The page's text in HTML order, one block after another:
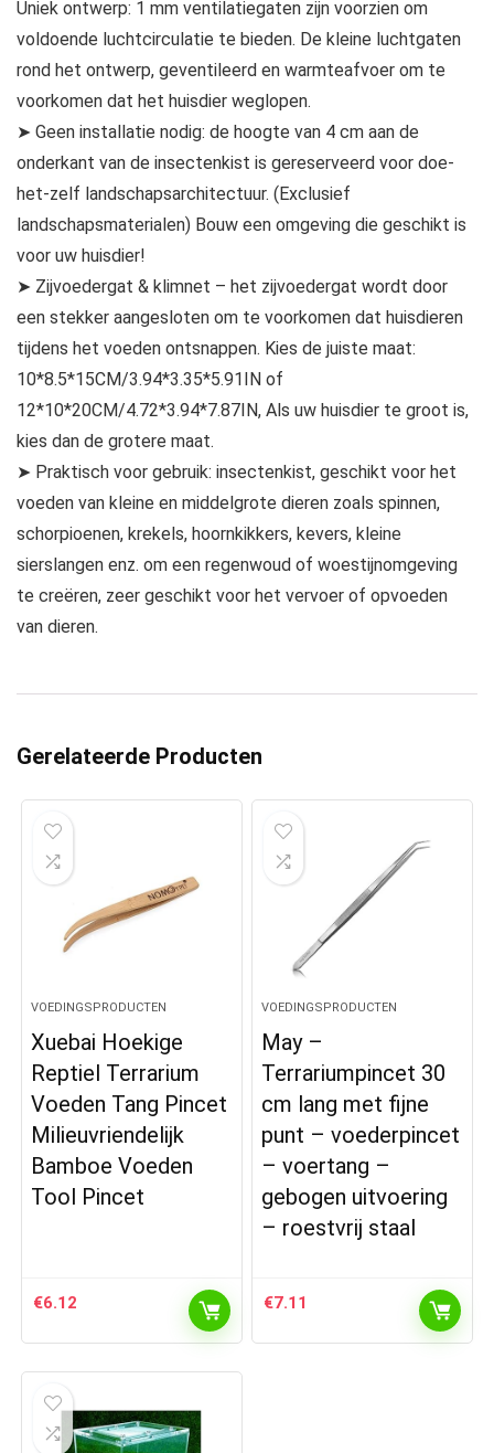
Uniek ontwerp: 1 mm ventilatiegaten zijn voorzien om
voldoende luchtcirculatie te bieden. De kleine luchtgaten
rond het ontwerp, geventileerd en warmteafvoer om te
voorkomen dat het huisdier weglopen.
➤ Geen installatie nodig: de hoogte van 4 cm aan de
onderkant van de insectenkist is gereserveerd voor doe-
het-zelf landschapsarchitectuur. (Exclusief
landschapsmaterialen) Bouw een omgeving die geschikt is
voor uw huisdier!
➤ Zijvoedergat & klimnet – het zijvoedergat wordt door
een stekker aangesloten om te voorkomen dat huisdieren
tijdens het voeden ontsnappen. Kies de juiste maat:
10*8.5*15CM/3.94*3.35*5.91IN of
12*10*20CM/4.72*3.94*7.87IN, Als uw huisdier te groot is,
kies dan de grotere maat.
➤ Praktisch voor gebruik: insectenkist, geschikt voor het
voeden van kleine en middelgrote dieren zoals spinnen,
schorpioenen, krekels, hoornkikkers, kevers, kleine
sierslangen enz. om een regenwoud of woestijnomgeving
te creëren, zeer geschikt voor het vervoer of opvoeden
van dieren.
Gerelateerde Producten
VOEDINGSPRODUCTEN
Xuebai Hoekige
Reptiel Terrarium
Voeden Tang Pincet
Milieuvriendelijk
Bamboe Voeden
Tool Pincet
€6.12
VOEDINGSPRODUCTEN
May –
Terrariumpincet 30
cm lang met fijne
punt – voederpincet
– voertang –
gebogen uitvoering
– roestvrij staal
€7.11